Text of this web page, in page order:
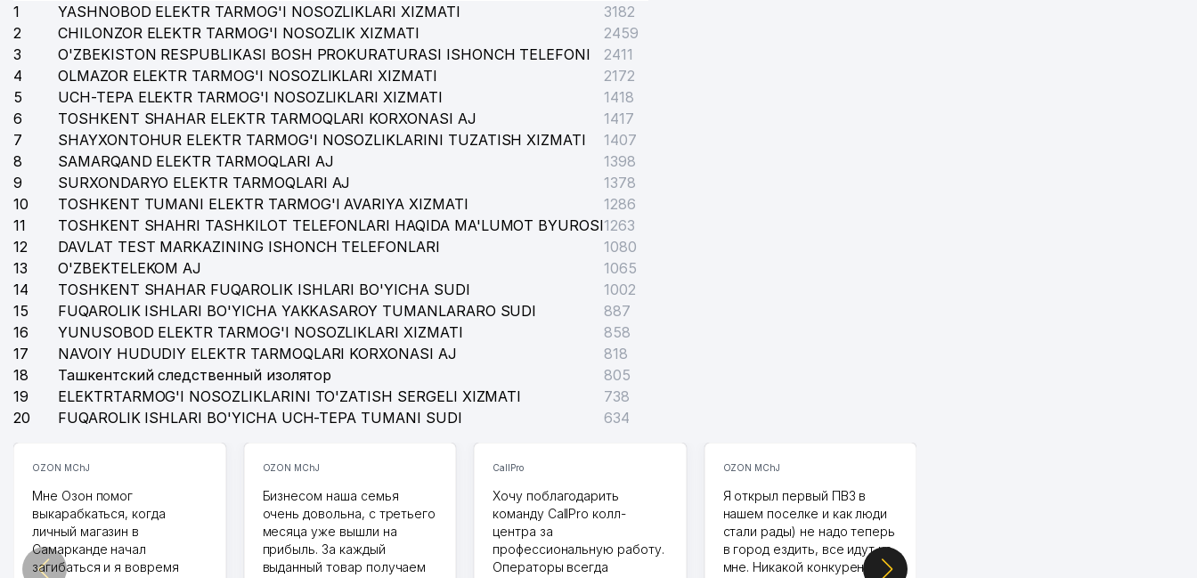
1 YASHNOBOD ELEKTR TARMOG'I NOSOZLIKLARI XIZMATI
3182
2
CHILONZOR ELEKTR TARMOG'I NOSOZLIK XIZMATI
2459
3
O'ZBEKISTON RESPUBLIKASI BOSH PROKURATURASI ISHONCH TELEFONI
2411
4
OLMAZOR ELEKTR TARMOG'I NOSOZLIKLARI XIZMATI
2172
5
UCH-TEPA ELEKTR TARMOG'I NOSOZLIKLARI XIZMATI
1418
6
TOSHKENT SHAHAR ELEKTR TARMOQLARI KORXONASI AJ
1417
7
SHAYXONTOHUR ELEKTR TARMOG'I NOSOZLIKLARINI TUZATISH XIZMATI
1407
8
SAMARQAND ELEKTR TARMOQLARI AJ
1398
9
SURXONDARYO ELEKTR TARMOQLARI AJ
1378
10
TOSHKENT TUMANI ELEKTR TARMOG'I AVARIYA XIZMATI
1286
11
TOSHKENT SHAHRI TASHKILOT TELEFONLARI HAQIDA MA'LUMOT BYUROSI1263
12
DAVLAT TEST MARKAZINING ISHONCH TELEFONLARI
1080
13
O'ZBEKTELEKOM AJ
1065
14
TOSHKENT SHAHAR FUQAROLIK ISHLARI BO'YICHA SUDI
1002
15
FUQAROLIK ISHLARI BO'YICHA YAKKASAROY TUMANLARARO SUDI
887
16
YUNUSOBOD ELEKTR TARMOG'I NOSOZLIKLARI XIZMATI
858
17
NAVOIY HUDUDIY ELEKTR TARMOQLARI KORXONASI AJ
818
18
Ташкентский следственный изолятор
805
19
ELEKTRTARMOG'I NOSOZLIKLARINI TO'ZATISH SERGELI XIZMATI
738
20
FUQAROLIK ISHLARI BO'YICHA UCH-TEPA TUMANI SUDI 634
OZON MChJ
Мне Озон помог
выкарабкаться, когда
личный магазин в
Самарканде начал
загибаться и я вовремя
OZON MChJ
Бизнесом наша семья
очень довольна, с третьего
месяца уже вышли на
прибыль. За каждый
выданный товар получаем
CallPro
Хочу поблагодарить
команду CallPro колл-
центра за
профессиональную работу.
Операторы всегда
OZON MChJ
Я открыл первый ПВЗ в
нашем поселке и как люди
стали рады) не надо теперь
в город ездить, все идут ко
мне. Никакой конкуренции.